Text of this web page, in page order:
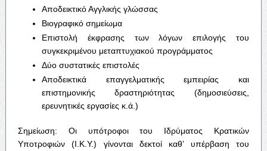
Αποδεικτικό Αγγλικής γλώσσας
Βιογραφικό σημείωμα
Επιστολή έκφρασης των λόγων επιλογής του
συγκεκριμένου μεταπτυχιακού προγράμματος
Δύο συστατικές επιστολές
Αποδεικτικά επαγγελματικής εμπειρίας και
επιστημονικής δραστηριότητας (δημοσιεύσεις,
ερευνητικές εργασίες κ.ά.)
Σημείωση: Οι υπότροφοι του Ιδρύματος Κρατικών
Υποτροφιών (Ι.Κ.Υ.) γίνονται δεκτοί καθ’ υπέρβαση του